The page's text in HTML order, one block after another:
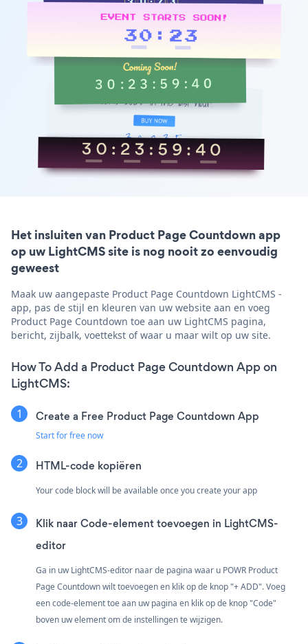
Het insluiten van Product Page Countdown app
op uw LightCMS site is nog nooit zo eenvoudig
geweest
Maak uw aangepaste Product Page Countdown LightCMS -
app, pas de stijl en kleuren van uw website aan en voeg
Product Page Countdown toe aan uw LightCMS pagina,
bericht, zijbalk, voettekst of waar u maar wilt op uw site.
How To Add a Product Page Countdown App on
LightCMS:
Create a Free Product Page Countdown App
Start for free now
HTML-code kopiëren
Your code block will be available once you create your app
Klik naarCode-element toevoegen in LightCMS-
editor
Ga in uw LightCMS-editor naar de pagina waar u POWR Product
Page Countdown wilt toevoegen en klik op de knop "+ ADD". Voeg
een code-element toe aan uw pagina en klik op de knop "Code"
boven uw element om de instellingen te wijzigen.